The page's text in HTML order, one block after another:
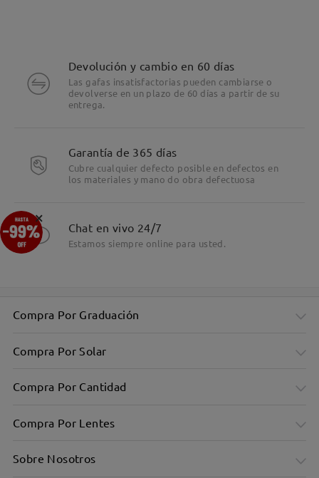
Devolución y cambio en 60 días
Las gafas insatisfactorias pueden cambiarse o
devolverse en un plazo de 60 días a partir de su
entrega.
Garantía de 365 días
Cubre cualquier defecto posible en defectos en
los materiales y mano do obra defectuosa
Chat en vivo 24/7
Estamos siempre online para usted.
Compra Por Graduación
Compra Por Solar
Compra Por Cantidad
Compra Por Lentes
Sobre Nosotros
×